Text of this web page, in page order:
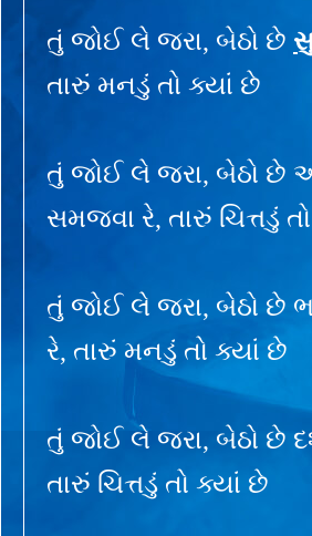
તું જોઈ લે જરા, બેઠો છે
તારું મનડું તો ક્યાં છે
તું જોઈ લે જરા, બેઠો છે
સમજવા રે, તારું ચિત્તડું
તું જોઈ લે જરા, બેઠો છે
રે, તારું મનડું તો ક્યાં છે
તું જોઈ લે જરા, બેઠો છે
તારું ચિત્તડું તો ક્યાં છે